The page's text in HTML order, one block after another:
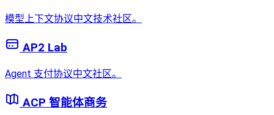
模型上下文协议中文技术社区。
AP2 Lab
Agent 支付协议中文社区。
ACP 智能体商务